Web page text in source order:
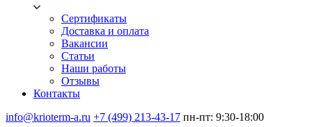
Сертификаты
Доставка и оплата
Вакансии
Статьи
Наши работы
Отзывы
Контакты
info@krioterm-a.ru +7 (499) 213-43-17 пн-пт: 9:30-18:00